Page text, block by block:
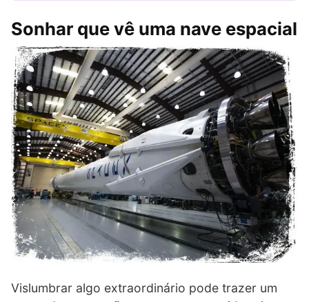
Sonhar que vê uma nave espacial
Vislumbrar algo extraordinário pode trazer um